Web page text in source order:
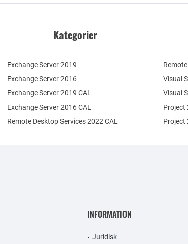
Kategorier
Exchange Server 2019
Exchange Server 2016
Remote Desktop Services 2022 CAL
Exchange Server 2019 CAL
Exchange Server 2016 CAL
Visual
Visual
Project
Project
INFORMATION
Juridisk